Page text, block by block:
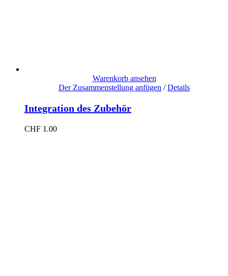
Warenkorb ansehen
Der Zusammenstellung anfügen / Details
Integration des Zubehör
CHF 1.00